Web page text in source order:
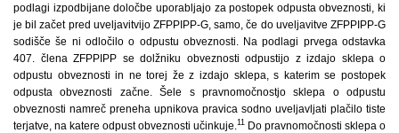
podlagi izpodbijane določbe uporabljajo za postopek odpusta obveznosti, ki
je bil začet pred uveljavitvijo ZFPPIPP-G, samo, če do uveljavitve ZFPPIPP-G
sodišče še ni odločilo o odpustu obveznosti. Na podlagi prvega odstavka
407. člena ZFPPIPP se dolžniku obveznosti odpustijo z izdajo sklepa o
odpustu obveznosti in ne torej že z izdajo sklepa, s katerim se postopek
odpusta obveznosti začne. Šele s pravnomočnostjo sklepa o odpustu
obveznosti namreč preneha upnikova pravica sodno uveljavljati plačilo tiste
terjatve, na katere odpust obveznosti učinkuje. 11 Do pravnomočnosti sklepa o